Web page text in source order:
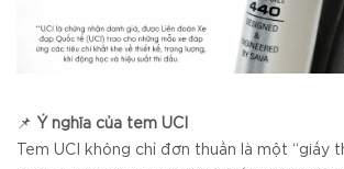
📌 Ý nghĩa của tem UCI
Tem UCI không chỉ đơn thuần là một “giấy